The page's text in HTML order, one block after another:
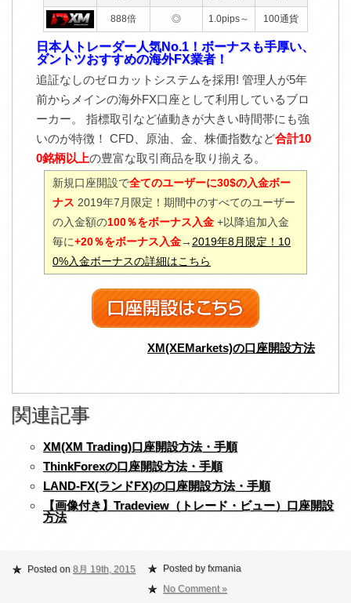
888倍 ◎ 1.0pips～ 100通貨
日本人トレーダー人気No.1！ボーナスも手厚い、
ダントツおすすめの海外FX業者！
追証なしのゼロカットシステムを採用! 管理人が5年
前からメインの海外FX口座として利用しているブロ
ーカー。 指標取引など値動きが大きい時間帯にも強
いのが特徴！ CFD、原油、金、株価指数など合計10
0銘柄以上の豊富な取引商品を取り揃える。
新規口座開設で全てのユーザーに30$の入金ボー
ナス 2019年7月限定！期間中のすべてのユーザー
の入金額の100％をボーナス入金 +以降追加入金
毎に+20％をボーナス入金→ 2019年8月限定！10
0%入金ボーナスの詳細はこちら
XM(XEMarkets)の口座開設方法
関連記事
XM(XM Trading)口座開設方法・手順
ThinkForexの口座開設方法・手順
LAND-FX(ランドFX)の口座開設方法・手順
【画像付き】Tradeview（トレード・ビュー）口座開設
方法
Posted on 8月 19th, 2015
Posted by fxmania
No Comment »